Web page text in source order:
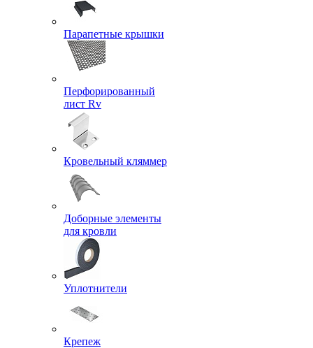
Парапетные крышки
Перфорированный
лист Rv
Кровельный кляммер
Доборные элементы
для кровли
Уплотнители
Крепеж